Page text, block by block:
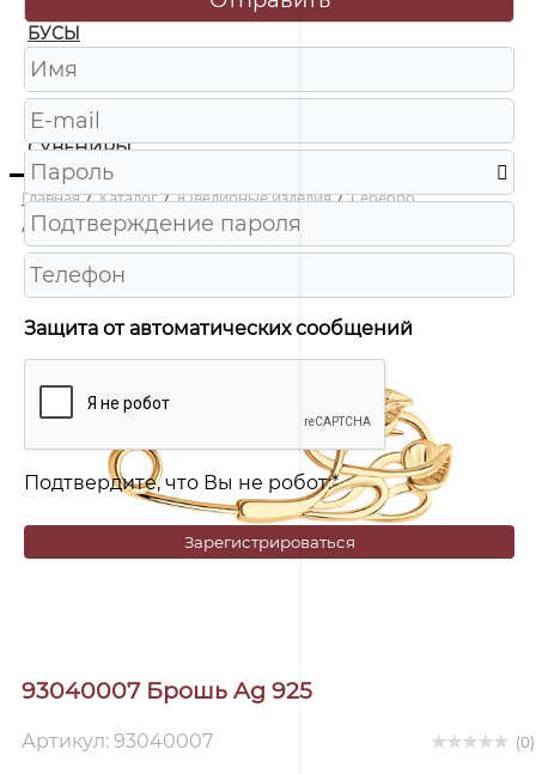
БУСЫ
ЧАСЫ
ШКАТУЛКИ
СУВЕНИРЫ
Главная / Каталог / Ювелирные изделия / Серебро
/
93040007 Брошь Ag 925
93040007 Брошь Ag 925
Артикул: 93040007 (0)
Защита от автоматических сообщений
Подтвердите, что Вы не робот:*
Зарегистрироваться